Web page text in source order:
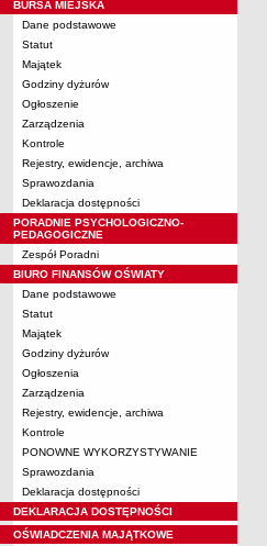
BURSA MIEJSKA
Dane podstawowe
Statut
Majątek
Godziny dyżurów
Ogłoszenie
Zarządzenia
Kontrole
Rejestry, ewidencje, archiwa
Sprawozdania
Deklaracja dostępności
PORADNIE PSYCHOLOGICZNO-
PEDAGOGICZNE
Zespół Poradni
BIURO FINANSÓW OŚWIATY
Dane podstawowe
Statut
Majątek
Godziny dyżurów
Ogłoszenia
Zarządzenia
Rejestry, ewidencje, archiwa
Kontrole
PONOWNE WYKORZYSTYWANIE
Sprawozdania
Deklaracja dostępności
DEKLARACJA DOSTĘPNOŚCI
OŚWIADCZENIA MAJĄTKOWE